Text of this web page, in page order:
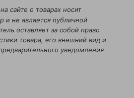
последнее
компактно
и
в кладовку,
много
жена,
сайте о товарах носит
и не является публичной
оставляет за собой право
товара, его внешний вид и
уведомления